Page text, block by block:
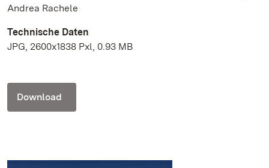
Andrea Rachele
Technische Daten
JPG, 2600x1838 Pxl, 0.93 MB
Download